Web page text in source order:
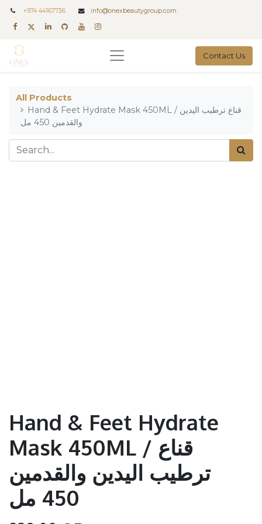
+974 44167736 info@onexbeautygroup.com
Contact Us
All Products
Hand & Feet Hydrate Mask 450ML / قناع ترطيب اليدين
والقدمين 450 مل
Hand & Feet Hydrate
Mask 450ML / قناع
ترطيب اليدين والقدمين
450 مل